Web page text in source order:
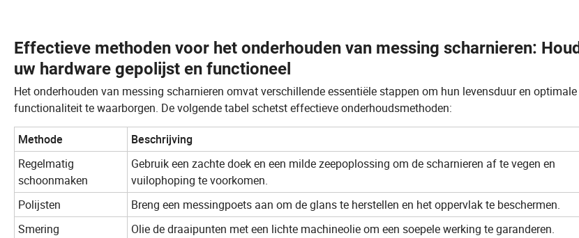
Effectieve methoden voor het onderhouden van messing scharnieren: Houd
uw hardware gepolijst en functioneel
Het onderhouden van messing scharnieren omvat verschillende essentiële stappen om hun levensduur en optimale
functionaliteit te waarborgen. De volgende tabel schetst effectieve onderhoudsmethoden:
Methode
Beschrijving
Regelmatig
schoonmaken
Gebruik een zachte doek en een milde zeepoplossing om de scharnieren af te vegen en
vuilophoping te voorkomen.
Polijsten
Breng een messingpoets aan om de glans te herstellen en het oppervlak te beschermen.
Smering
Olie de draaipunten met een lichte machineolie om een soepele werking te garanderen.